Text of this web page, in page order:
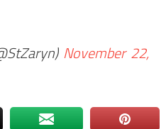
November 22,